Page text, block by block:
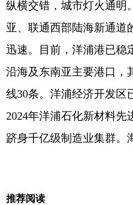
纵横交错，城市灯火通明
亚、联通西部陆海新通道
迅速。目前，洋浦港已稳
沿海及东南亚主要港口，
线30条。洋浦经济开发区
2024年洋浦石化新材料先
跻身千亿级制造业集群。
推荐阅读